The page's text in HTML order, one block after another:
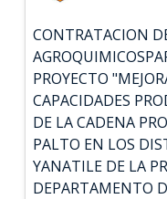
CONTRATACION
PROYECTO
CAPACIDADES
DE LA CADENA
PALTO EN LOS
YANATILE DE LA
DEPARTAMENTO